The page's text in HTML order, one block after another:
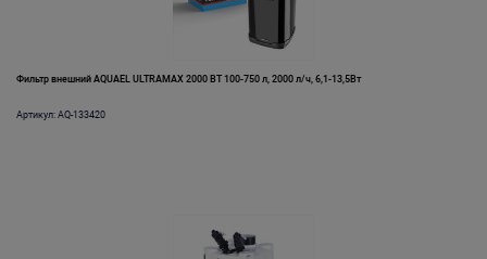
Фильтр внешний AQUAEL ULTRAMAX 2000 ВТ 100-750 л, 2000 л/ч, 6,1-13,5Вт
Артикул: AQ-133420